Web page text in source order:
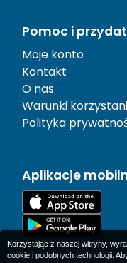
Pomoc i
Moje konto
Kontakt
O nas
Warunki
Polityka
Aplikacje
Korzystając z naszej witryny,
cookie i podobnych technologii.